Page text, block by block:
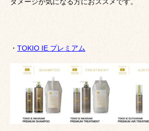
・ TOKIO IE プレミアム